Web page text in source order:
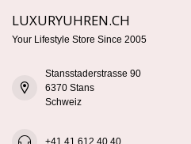
LUXURYUHREN.CH
Your Lifestyle Store Since 2005
Stansstaderstrasse 90
6370 Stans
Schweiz
+41 41 612 40 40